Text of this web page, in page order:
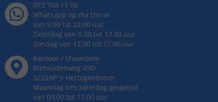
073 704 11 00
Whatsapp op ma t/m vr
van 9.00 tot 22.00 uur
Zaterdag van 9.00 tot 17.00 uur
Zondag van 12.00 tot 17.00 uur
Kantoor / Showroom
Rietveldenweg 49D
5222AP 's Hertogenbosch
Maandag t/m zaterdag geopend
van 09.00 tot 17.00 uur